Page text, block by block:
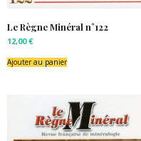
Le Règne Minéral n°122
12,00€
Ajouter au panier